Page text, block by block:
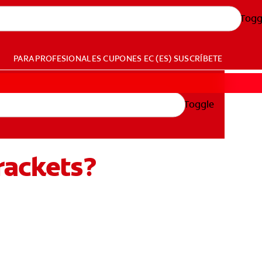
PARA PROFESIONALESCUPONES EC (ES) SUSCRÍBETE
Toggle